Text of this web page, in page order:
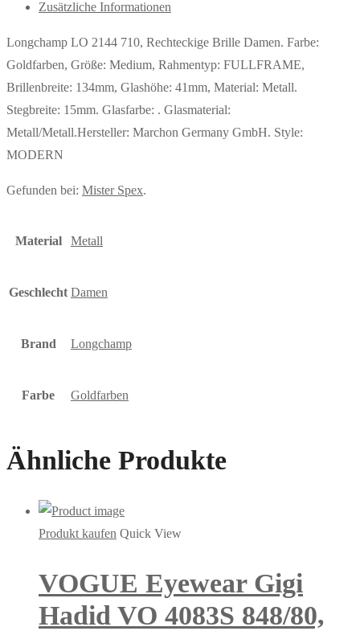
Zusätzliche Informationen
Longchamp LO 2144 710, Rechteckige Brille Damen. Farbe:
Goldfarben, Größe: Medium, Rahmentyp: FULLFRAME,
Brillenbreite: 134mm, Glashöhe: 41mm, Material: Metall.
Stegbreite: 15mm. Glasfarbe: . Glasmaterial:
Metall/Metall.Hersteller: Marchon Germany GmbH. Style:
MODERN
Gefunden bei: Mister Spex.
Material Metall
Geschlecht Damen
Brand Longchamp
Farbe Goldfarben
Ähnliche Produkte
Produkt kaufen Quick View
VOGUE Eyewear Gigi
Hadid VO 4083S 848/80,